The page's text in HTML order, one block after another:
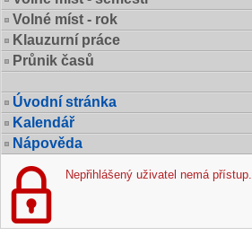
Volné míst - rok
Klauzurní práce
Průnik časů
Úvodní stránka
Kalendář
Nápověda
Nepřihlášený uživatel nemá přístup.